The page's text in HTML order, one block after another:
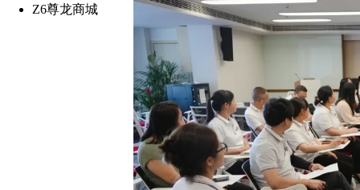
Z6尊龙商城